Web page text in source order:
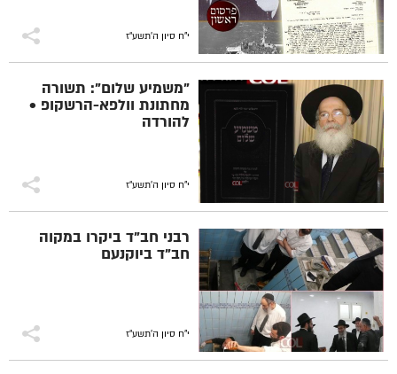
י"ח סיון ה׳תשע״ז
"משמיע שלום": תשורה
מחתונת וולפא-הרשקופ •
להורדה
י"ח סיון ה׳תשע״ז
רבני חב"ד ביקרו במקוה
חב"ד ביוקנעם
י"ח סיון ה׳תשע״ז